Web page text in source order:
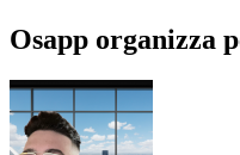
Osapp organizza